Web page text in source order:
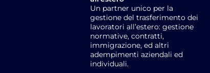
Un partner unico per la
gestione del trasferimento dei
lavoratori all’estero: gestione
normative, contratti,
immigrazione, ed altri
adempimenti aziendali ed
individuali.